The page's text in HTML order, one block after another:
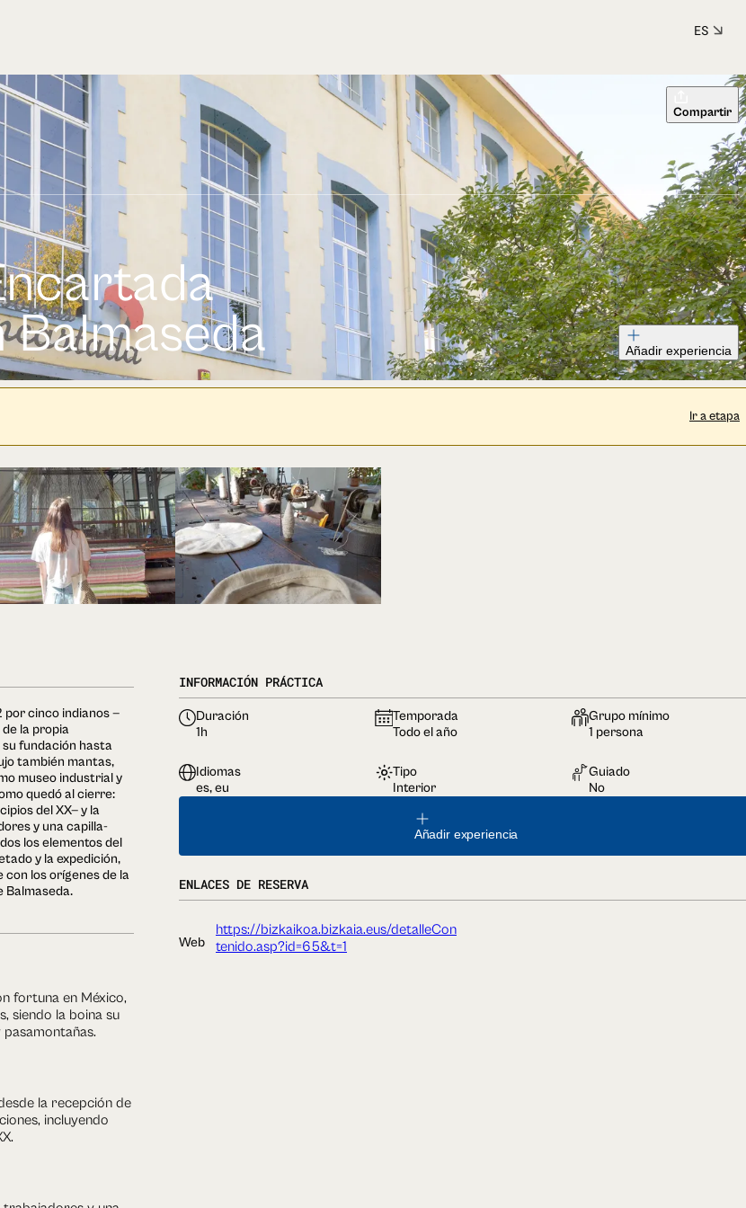
ES
Compartir
Añadir experiencia
Ir a etapa
por cinco indianos —
la propia
fundación hasta
también mantas,
museo industrial y
quedó al cierre:
del XX— y la
y una capilla-
los elementos del
y la expedición,
los orígenes de la
Balmaseda.
fortuna en México,
siendo la boina su
la recepción de
incluyendo
INFORMACIÓN PRÁCTICA
Duración
1h
Temporada
Todo el año
Grupo mínimo
1 persona
Idiomas
es, eu
Tipo
Interior
Guiado
No
Añadir experiencia
ENLACES DE RESERVA
Web
https://bizkaikoa.bizkaia.eus/detalleCon
tenido.asp?id=65&t=1